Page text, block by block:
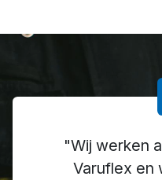
"Wij werken
Varuflex en